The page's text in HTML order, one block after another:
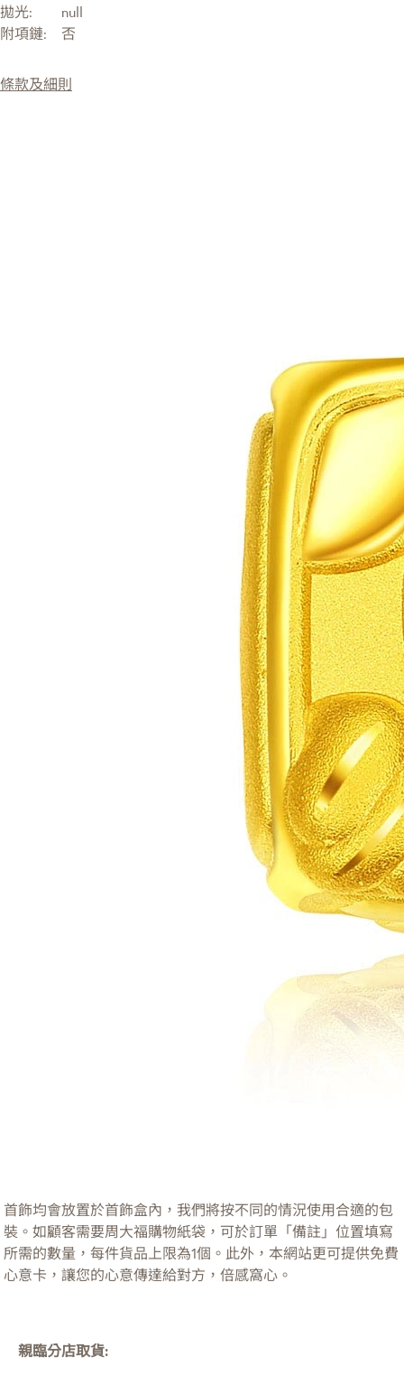
拋光:
null
附項鏈:
否
條款及細則
首飾均會放置於首飾盒內，我們將按不同的情況使用合適的包
裝。如顧客需要周大福購物紙袋，可於訂單「備註」位置填寫
所需的數量，每件貨品上限為1個。此外，本網站更可提供免費
心意卡，讓您的心意傳達給對方，倍感窩心。
親臨分店取貨: